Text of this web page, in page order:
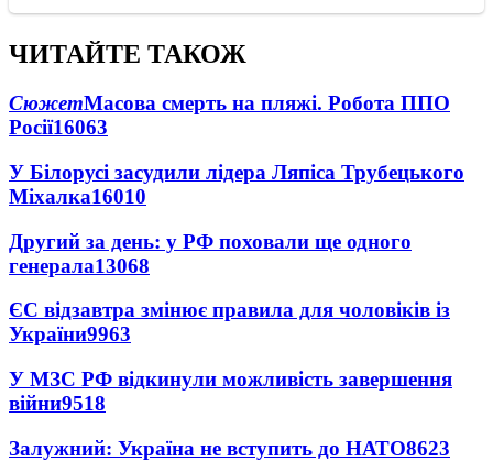
ЧИТАЙТЕ ТАКОЖ
СюжетМасова смерть на пляжі. Робота ППО
Росії16063
У Білорусі засудили лідера Ляпіса Трубецького
Міхалка16010
Другий за день: у РФ поховали ще одного
генерала13068
ЄС відзавтра змінює правила для чоловіків із
України9963
У МЗС РФ відкинули можливість завершення
війни9518
Залужний: Україна не вступить до НАТО8623